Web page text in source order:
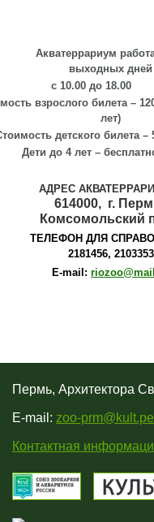
Акватеррариум
выходных дней
с 10.00 до 18.00
взрослого билета –
лет)
детского билета –
Дети до 4 лет –
АДРЕС
614000, г.
Комсомольский
ТЕЛЕФОН ДЛЯ
2181456, 2103353
E-mail : riozoo@mail
Пермь, Архитектора
E-mail: zoo-
Контактная